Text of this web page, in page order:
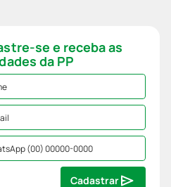
se e receba as
da PP
Cadastrar